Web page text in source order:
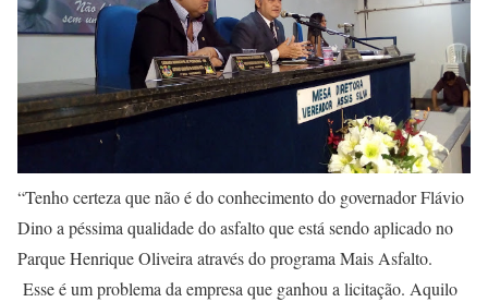
“Tenho certeza que não é do conhecimento do governador Flávio
Dino a péssima qualidade do asfalto que está sendo aplicado no
Parque Henrique Oliveira através do programa Mais Asfalto.
Esse é um problema da empresa que ganhou a licitação. Aquilo